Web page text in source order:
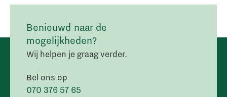
Benieuwd naar de
mogelijkheden?
Wij helpen je graag verder.
Bel ons op
070 376 57 65